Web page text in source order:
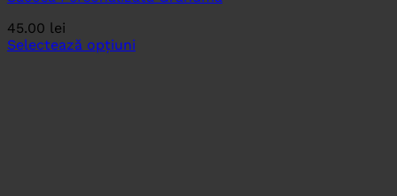
45.00 lei
Selectează opțiuni